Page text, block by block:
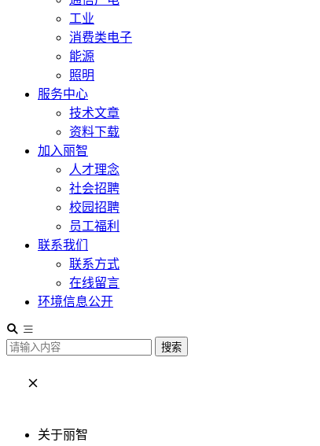
工业
消费类电子
能源
照明
服务中心
技术文章
资料下载
加入丽智
人才理念
社会招聘
校园招聘
员工福利
联系我们
联系方式
在线留言
环境信息公开
搜索
关于丽智